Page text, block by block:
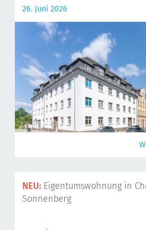
26. Juni 2026
NEU: Eigentumswohnung in
Sonnenberg